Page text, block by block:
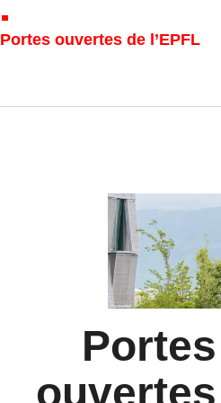
Portes ouvertes de l’EPFL
Portes
ouvertes